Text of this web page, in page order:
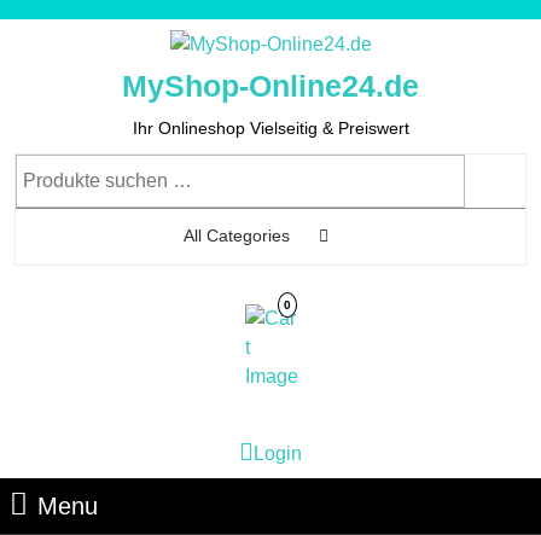
MyShop-Online24.de
Ihr Onlineshop Vielseitig & Preiswert
All Categories
0
Login
Menu